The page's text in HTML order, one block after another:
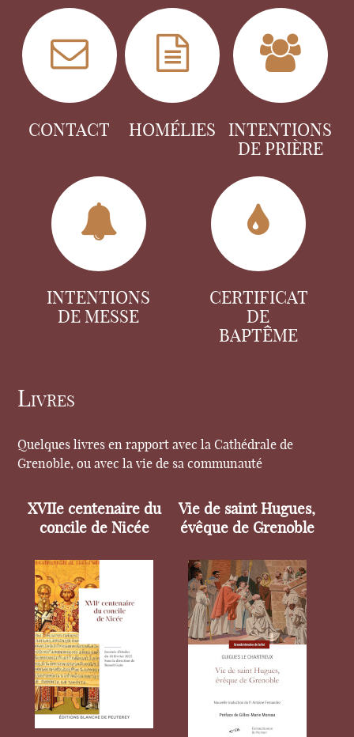
CONTACT HOMÉLIES
INTENTIONS
DE PRIÈRE
INTENTIONS
DE MESSE
CERTIFICAT
DE
BAPTÊME
Livres
Quelques livres en rapport avec la Cathédrale de
Grenoble, ou avec la vie de sa communauté
XVIIe centenaire du
concile de Nicée
Vie de saint Hugues,
évêque de Grenoble